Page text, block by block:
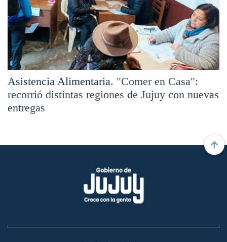
Asistencia Alimentaria. "Comer en Casa":
recorrió distintas regiones de Jujuy con nuevas
entregas